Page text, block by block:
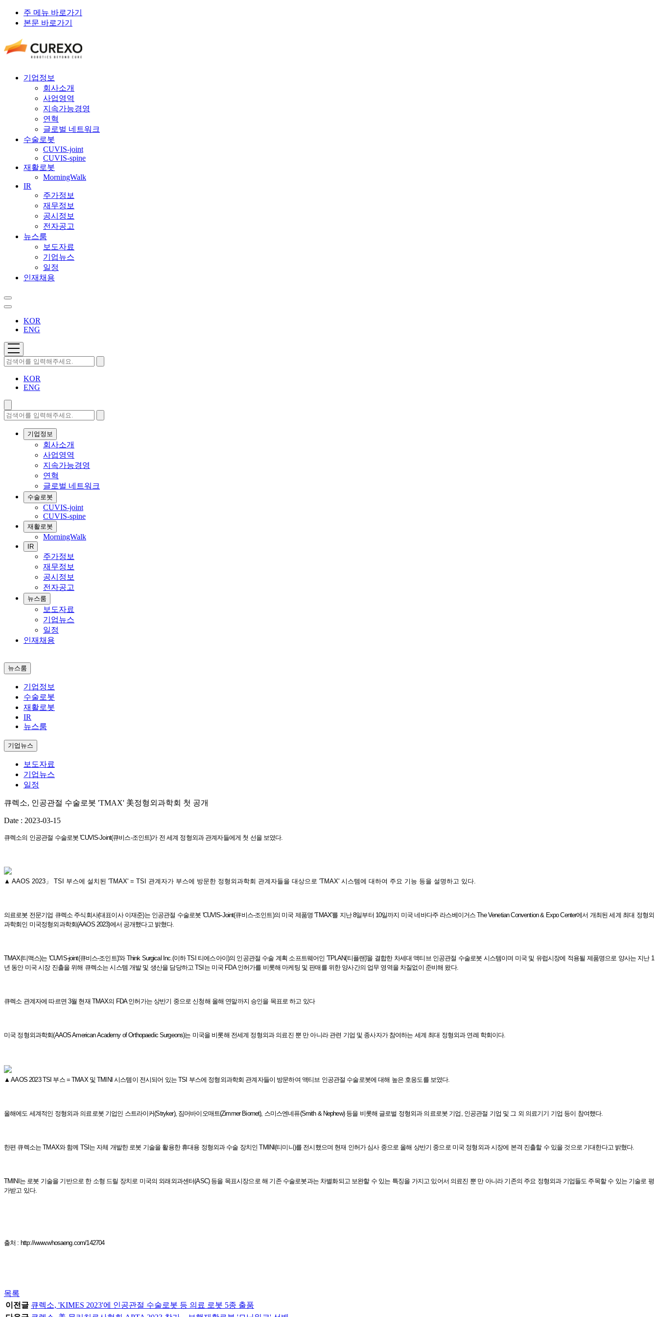
주 메뉴 바로가기
본문 바로가기
기업정보
회사소개
사업영역
지속가능경영
연혁
글로벌 네트워크
수술로봇
CUVIS-joint
CUVIS-spine
재활로봇
MorningWalk
IR
주가정보
재무정보
공시정보
전자공고
뉴스룸
보도자료
기업뉴스
일정
인재채용
KOR
ENG
KOR
ENG
기업정보
회사소개
사업영역
지속가능경영
연혁
글로벌 네트워크
수술로봇
CUVIS-joint
CUVIS-spine
재활로봇
MorningWalk
IR
주가정보
재무정보
공시정보
전자공고
뉴스룸
보도자료
기업뉴스
일정
인재채용
뉴스룸
기업정보
수술로봇
재활로봇
IR
뉴스룸
기업뉴스
보도자료
기업뉴스
일정
큐렉소, 인공관절 수술로봇 'TMAX' 美정형외과학회 첫 공개
Date : 2023-03-15
큐렉소의 인공관절 수술로봇 'CUVIS-Joint(큐비스-조인트)가 전 세계 정형외과 관계자들에게 첫 선을 보였다.
▲ AAOS 2023」 TSI 부스에 설치된 'TMAX' = TSI 관계자가 부스에 방문한 정형외과학회 관계자들을 대상으로 'TMAX' 시스템에 대하여 주요 기능 등을 설명하고 있다.
의료로봇 전문기업 큐렉소 주식회사(대표이사 이재준)는 인공관절 수술로봇 'CUVIS-Joint(큐비스-조인트)의 미국 제품명 'TMAX'를 지난 8일부터 10일까지 미국 네바다주 라스베이거스 The Venetian Convention & Expo Center에서 개최된 세계 최대 정형외
과학회인 미국정형외과학회(AAOS 2023)에서 공개했다고 밝혔다.
TMAX(티맥스)는 'CUVIS-joint(큐비스-조인트)'와 Think Surgical Inc.(이하 TSI 티에스아이)의 인공관절 수술 계획 소프트웨어인 'TPLAN(티플랜)'을 결합한 차세대 액티브 인공관절 수술로봇 시스템이며 미국 및 유럽시장에 적용될 제품명으로 양사는 지난 1
년 동안 미국 시장 진출을 위해 큐렉소는 시스템 개발 및 생산을 담당하고 TSI는 미국 FDA 인허가를 비롯해 마케팅 및 판매를 위한 양사간의 업무 영역을 차질없이 준비해 왔다.
큐렉소 관계자에 따르면 3월 현재 TMAX의 FDA 인허가는 상반기 중으로 신청해 올해 연말까지 승인을 목표로 하고 있다
미국 정형외과학회(AAOS American Academy of Orthopaedic Surgeons)는 미국을 비롯해 전세계 정형외과 의료진 뿐 만 아니라 관련 기업 및 종사자가 참여하는 세계 최대 정형외과 연례 학회이다.
▲ AAOS 2023 TSI 부스 = TMAX 및 TMINI 시스템이 전시되어 있는 TSI 부스에 정형외과학회 관계자들이 방문하여 액티브 인공관절 수술로봇에 대해 높은 호응도를 보였다.
올해에도 세계적인 정형외과 의료로봇 기업인 스트라이커(Stryker), 짐머바이오매트(Zimmer Biomet), 스미스엔네퓨(Smith & Nephew) 등을 비롯해 글로벌 정형외과 의료로봇 기업, 인공관절 기업 및 그 외 의료기기 기업 등이 참여했다.
한편 큐렉소는 TMAX와 함께 TSI는 자체 개발한 로봇 기술을 활용한 휴대용 정형외과 수술 장치인 TMINI(티미니)를 전시했으며 현재 인허가 심사 중으로 올해 상반기 중으로 미국 정형외과 시장에 본격 진출할 수 있을 것으로 기대한다고 밝혔다.
TMINI는 로봇 기술을 기반으로 한 소형 드릴 장치로 미국의 외래외과센터(ASC) 등을 목표시장으로 해 기존 수술로봇과는 차별화되고 보완할 수 있는 특징을 가지고 있어서 의료진 뿐 만 아니라 기존의 주요 정형외과 기업들도 주목할 수 있는 기술로 평
가받고 있다.
출처 : http://www.whosaeng.com/142704
목록
이전글 큐렉소, 'KIMES 2023'에 인공관절 수술로봇 등 의료 로봇 5종 출품